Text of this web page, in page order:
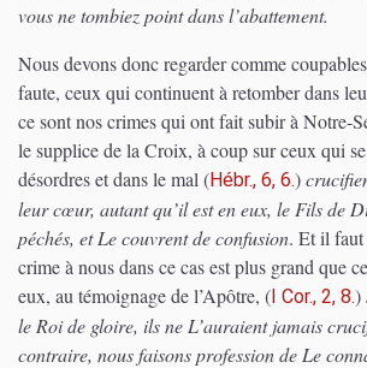
vous ne tombiez point dans l’abattement.
Nous devons donc regarder comme
faute, ceux qui continuent à retomber dans
ce sont nos crimes qui ont fait subir à Notre-
le supplice de la Croix, à coup sur ceux qui
désordres et dans le mal (Hébr., 6, 6.)
leur cœur, autant qu’il est en eux, le Fils de
péchés, et Le couvrent de confusion. Et il
crime à nous dans ce cas est plus grand que
eux, au témoignage de l’Apôtre, (I Cor., 2, 8.)
le Roi de gloire, ils ne L’auraient jamais
contraire, nous faisons profession de Le